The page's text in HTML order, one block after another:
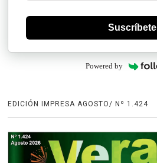
Suscríbete
Powered by
EDICIÓN IMPRESA AGOSTO/ Nº 1.424